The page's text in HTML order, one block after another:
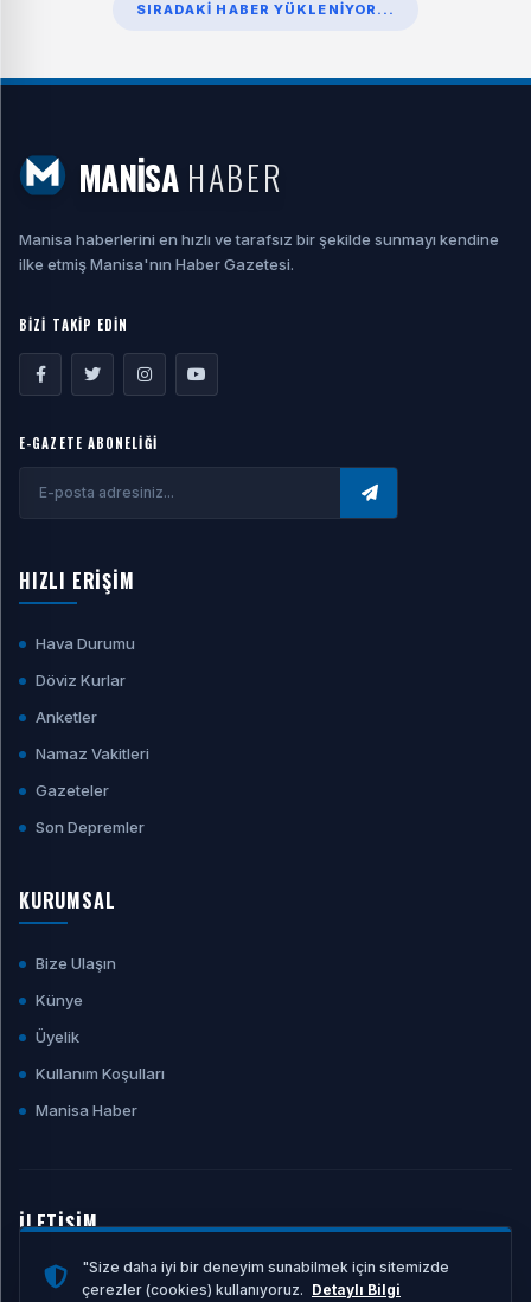
SIRADAKI HABER YÜKLENIYOR...
MANİSA HABER
Manisa haberlerini en hızlı ve tarafsız bir şekilde sunmayı kendine
ilke etmiş Manisa'nın Haber Gazetesi.
BİZİ TAKİP EDİN
E-GAZETE ABONELİĞİ
HIZLI ERİŞİM
Hava Durumu
Döviz Kurlar
Anketler
Namaz Vakitleri
Gazeteler
Son Depremler
KURUMSAL
Bize Ulaşın
Künye
Üyelik
Kullanım Koşulları
Manisa Haber
İLETİŞİM
E-POSTA ADRESI
"Size daha iyi bir deneyim sunabilmek için sitemizde
çerezler (cookies) kullanıyoruz. Detaylı Bilgi